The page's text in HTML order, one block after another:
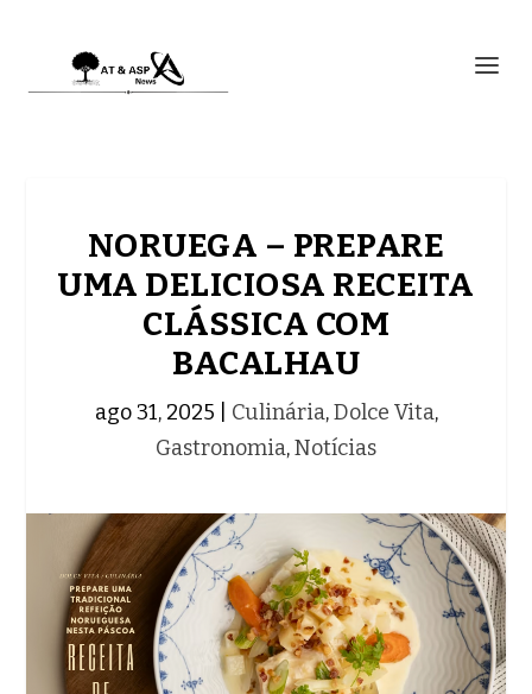
NORUEGA – PREPARE
UMA DELICIOSA RECEITA
CLÁSSICA COM
BACALHAU
ago 31, 2025 Culinária,Dolce Vita,
Gastronomia,Notícias